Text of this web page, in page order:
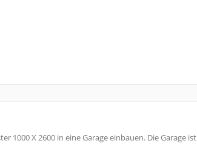
1000 X 2600 in eine Garage einbauen. Die Garage